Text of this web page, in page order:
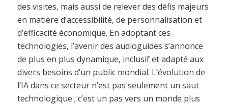
des visites, mais aussi de relever des défis majeurs
en matière d’accessibilité, de personnalisation et
d’efficacité économique. En adoptant ces
technologies, l’avenir des audioguides s’annonce
de plus en plus dynamique, inclusif et adapté aux
divers besoins d’un public mondial. L’évolution de
l’IA dans ce secteur n’est pas seulement un saut
technologique ; c’est un pas vers un monde plus